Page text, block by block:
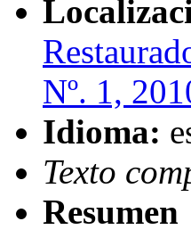
Nº. 1,
Idioma:
Texto
Resumen